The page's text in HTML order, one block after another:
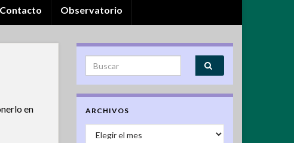
Contacto Observatorio
en
Search for:
ARCHIVOS
Archivos